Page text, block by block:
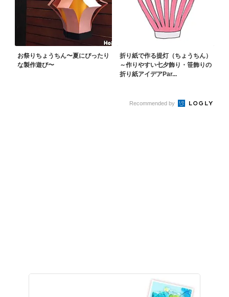
お祭りちょうちん〜夏にぴったり
な製作遊び〜
折り紙で作る提灯（ちょうちん）
～作りやすい七夕飾り・笹飾りの
折り紙アイデアPar...
Recommended by